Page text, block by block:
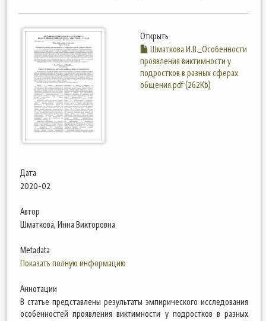
Открыть
Шматкова И.В._Особенности
проявления виктимности у
подростков в разных сферах
общения.pdf (262Kb)
Дата
2020-02
Автор
Шматкова, Инна Викторовна
Metadata
Показать полную информацию
Аннотации
В статье представлены результаты эмпирического исследования
особенностей проявления виктимности у подростков в разных